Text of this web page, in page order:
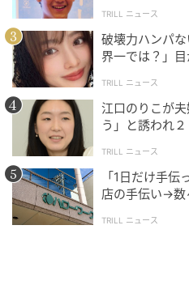
TRILL ニュース
破壊力ハンパ
界一では？」
TRILL ニュース
江口のりこが
う」と誘われ
TRILL ニュース
「1日だけ手伝
店の手伝い→数
TRILL ニュース